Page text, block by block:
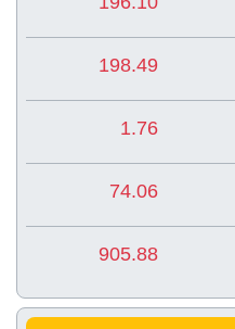
198.49
1.76
74.06
905.88